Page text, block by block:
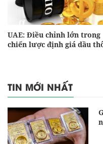
UAE: Điều chỉnh lớn trong
chiến lược định giá dầu
TIN MỚI NHẤT